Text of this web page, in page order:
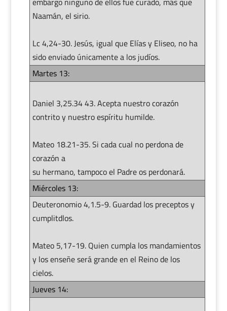
Naamán, el sirio.
Lc 4,24-30. Jesús, igual que Elías y Eliseo, no ha
sido enviado únicamente a los judíos.
Martes 13:
Daniel 3,25.34 43. Acepta nuestro corazón
contrito y nuestro espíritu humilde.
Mateo 18.21-35. Si cada cual no perdona de
corazón a
su hermano, tampoco el Padre os perdonará.
Miércoles 13:
Deuteronomio 4,1.5-9. Guardad los preceptos y
cumplitdlos.
Mateo 5,17-19. Quien cumpla los mandamientos
y los enseñe será grande en el Reino de los
cielos.
Jueves 14: